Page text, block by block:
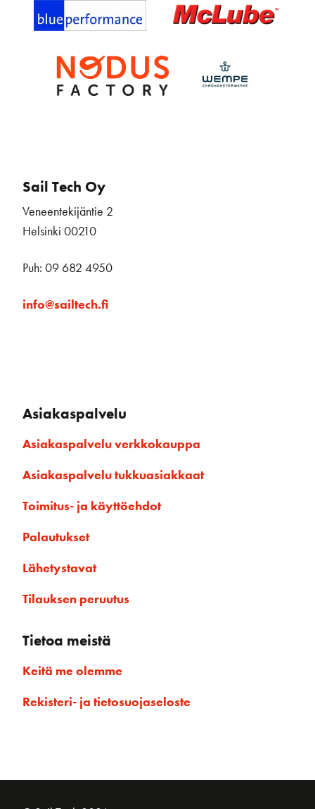
Sail Tech Oy
Veneentekijäntie 2
Helsinki 00210
Puh: 09 682 4950
info@sailtech.fi
Asiakaspalvelu
Asiakaspalvelu verkkokauppa
Asiakaspalvelu tukkuasiakkaat
Toimitus- ja käyttöehdot
Palautukset
Lähetystavat
Tilauksen peruutus
Tietoa meistä
Keitä me olemme
Rekisteri- ja tietosuojaseloste